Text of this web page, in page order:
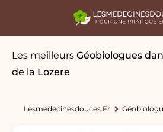
Les meilleurs Géobiologues
de la Lozere
Lesmedecinesdouces.fr